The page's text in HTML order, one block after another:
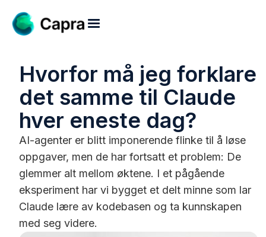
Hvorfor må jeg forklare
det samme til Claude
hver eneste dag?
AI-agenter er blitt imponerende flinke til å løse
oppgaver, men de har fortsatt et problem: De
glemmer alt mellom øktene. I et pågående
eksperiment har vi bygget et delt minne som lar
Claude lære av kodebasen og ta kunnskapen
med seg videre.